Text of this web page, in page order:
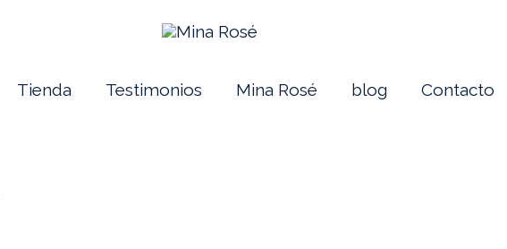
Tienda Testimonios Mina Rosé blog Contacto